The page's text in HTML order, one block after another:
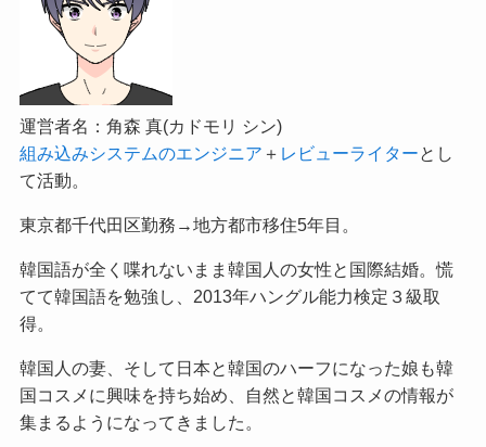
運営者名：角森 真(カドモリ シン)
組み込みシステムのエンジニア ＋ レビューライターとし
て活動。
東京都千代田区勤務→地方都市移住5年目。
韓国語が全く喋れないまま韓国人の女性と国際結婚。慌
てて韓国語を勉強し、2013年ハングル能力検定３級取
得。
韓国人の妻、そして日本と韓国のハーフになった娘も韓
国コスメに興味を持ち始め、自然と韓国コスメの情報が
集まるようになってきました。